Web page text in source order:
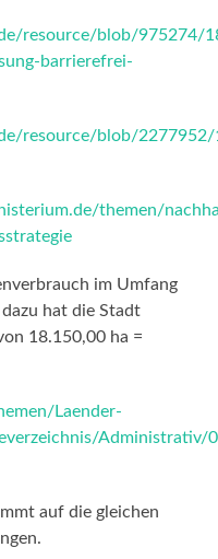
resource/blob/
barrierefrei-
resource/blob/
themen/
im Umfang
hat die Stadt
18.150,00 ha =
Laender-
Administrativ/
auf die gleichen